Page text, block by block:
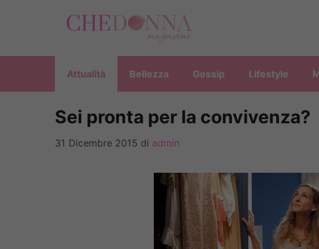
Attualità Bellezza Gossip Lifestyle
Sei pronta per la convivenza?
31 Dicembre 2015 di admin